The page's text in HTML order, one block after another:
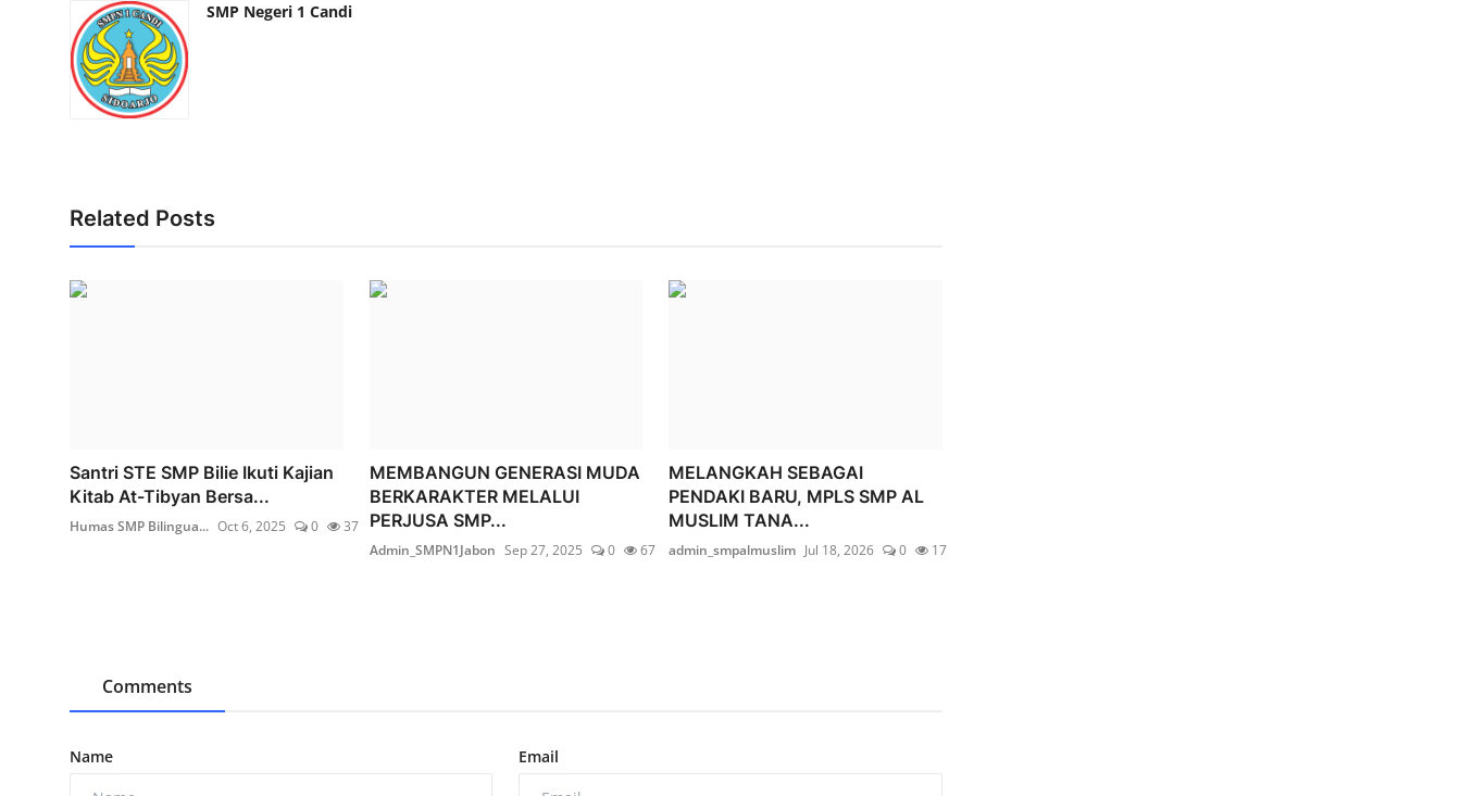
SMP Negeri 1 Candi
Related Posts
Santri STE SMP Bilie Ikuti Kajian
Kitab At-Tibyan Bersa...
Humas SMP Bilingua... Oct 6, 2025 0 37
MEMBANGUN GENERASI MUDA
BERKARAKTER MELALUI
PERJUSA SMP...
Admin_SMPN1Jabon Sep 27, 2025 0 67
MELANGKAH SEBAGAI
PENDAKI BARU, MPLS SMP AL
MUSLIM TANA...
admin_smpalmuslim Jul 18, 2026 0 17
Comments
Name Email